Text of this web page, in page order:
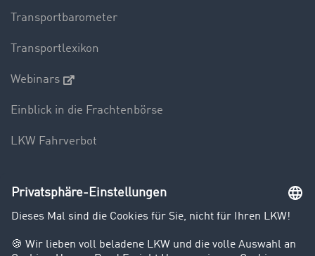
Transportbarometer
Transportlexikon
Webinars
Einblick in die Frachtenbörse
LKW Fahrverbot
Unternehmen
Kunden werben Kunden
Success Stories